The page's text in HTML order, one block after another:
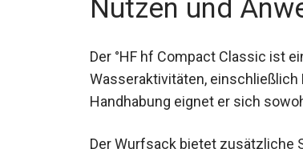
Der °HF hf Compact Classic ist
Wasseraktivitäten, einschließlich
Handhabung eignet er sich
Der Wurfsack bietet zusätzliche